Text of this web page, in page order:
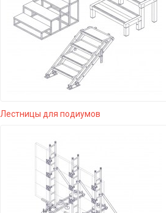
Лестницы для подиумов